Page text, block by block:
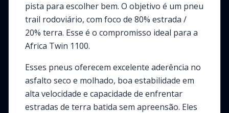
pista para escolher bem. O objetivo é um pneu
trail rodoviário, com foco de 80% estrada /
20% terra. Esse é o compromisso ideal para a
Africa Twin 1100.
Esses pneus oferecem excelente aderência no
asfalto seco e molhado, boa estabilidade em
alta velocidade e capacidade de enfrentar
estradas de terra batida sem apreensão. Eles